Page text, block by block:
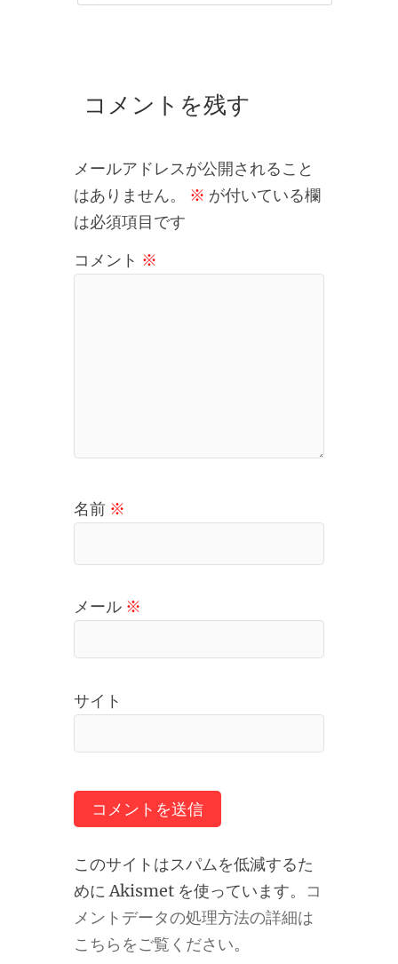
コメントを残す
メールアドレスが公開されること
はありません。
※ が付いている欄
は必須項目です
コメント ※
名前 ※
メール ※
サイト
このサイトはスパムを低減するた
めに Akismet を使っています。 コ
メントデータの処理方法の詳細は
こちらをご覧ください。